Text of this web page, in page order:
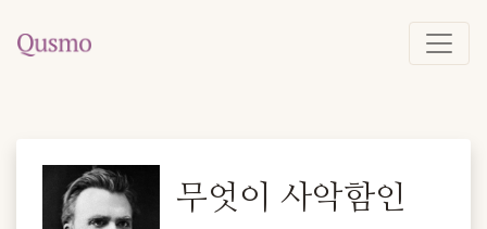
무엇이 사악함인